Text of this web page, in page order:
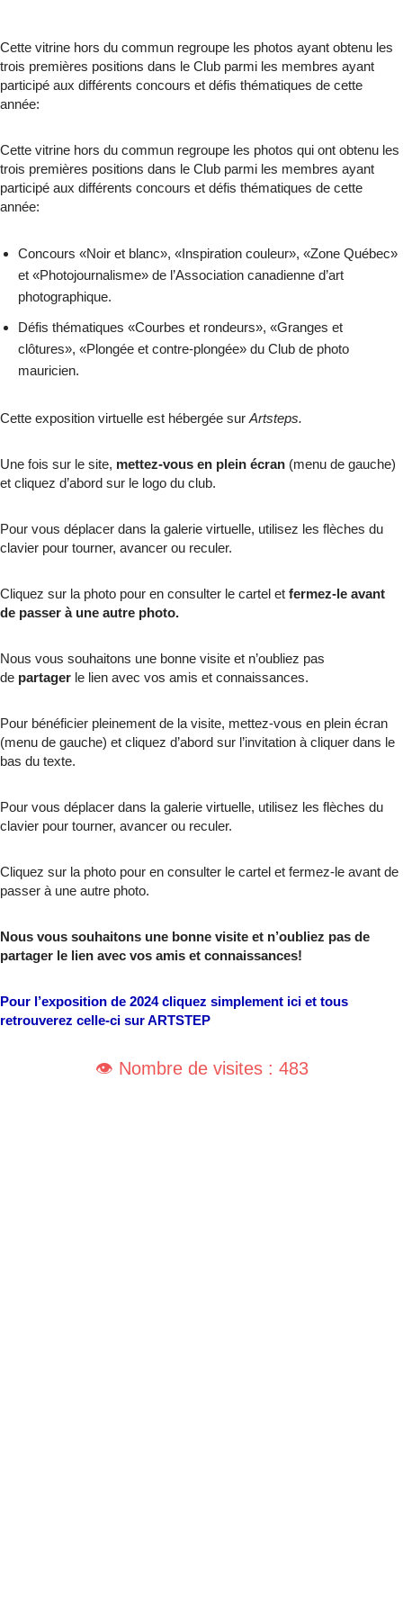
Cette vitrine hors du commun regroupe les photos ayant obtenu les
trois premières positions dans le Club parmi les membres ayant
participé aux différents concours et défis thématiques de cette
année:
Cette vitrine hors du commun regroupe les photos qui ont obtenu les
trois premières positions dans le Club parmi les membres ayant
participé aux différents concours et défis thématiques de cette
année:
Concours «Noir et blanc», «Inspiration couleur», «Zone Québec»
et «Photojournalisme» de l’Association canadienne d’art
photographique.
Défis thématiques «Courbes et rondeurs», «Granges et
clôtures», «Plongée et contre-plongée» du Club de photo
mauricien.
Cette exposition virtuelle est hébergée sur Artsteps.
Une fois sur le site, mettez-vous en plein écran (menu de gauche)
et cliquez d’abord sur le logo du club.
Pour vous déplacer dans la galerie virtuelle, utilisez les flèches du
clavier pour tourner, avancer ou reculer.
Cliquez sur la photo pour en consulter le cartel et fermez-le avant
de passer à une autre photo.
Nous vous souhaitons une bonne visite et n’oubliez pas
de partager le lien avec vos amis et connaissances.
Pour bénéficier pleinement de la visite, mettez-vous en plein écran
(menu de gauche) et cliquez d’abord sur l’invitation à cliquer dans le
bas du texte.
Pour vous déplacer dans la galerie virtuelle, utilisez les flèches du
clavier pour tourner, avancer ou reculer.
Cliquez sur la photo pour en consulter le cartel et fermez-le avant de
passer à une autre photo.
Nous vous souhaitons une bonne visite et n’oubliez pas de
partager le lien avec vos amis et connaissances!
Pour l’exposition de 2024 cliquez simplement ici et tous
retrouverez celle-ci sur ARTSTEP
👁️ Nombre de visites : 483